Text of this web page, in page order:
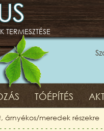
TERMESZTÉSE
TÓÉPÍTÉS
árnyékos/meredek részekre